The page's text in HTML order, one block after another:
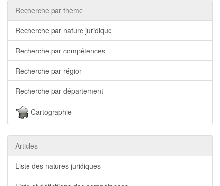
Recherche par thème
Recherche par nature juridique
Recherche par compétences
Recherche par région
Recherche par département
Cartographie
Articles
Liste des natures juridiques